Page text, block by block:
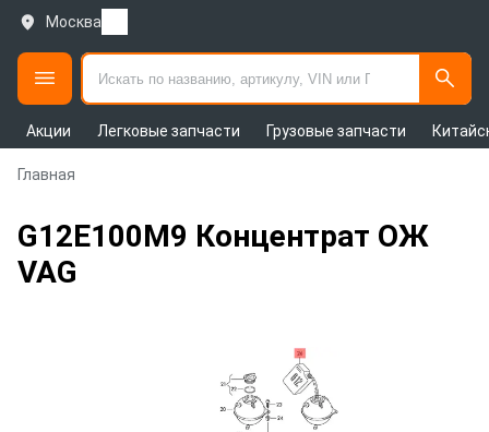
Москва
Акции Легковые запчасти Грузовые запчасти
Главная
G12E100M9 Концентрат ОЖ
VAG